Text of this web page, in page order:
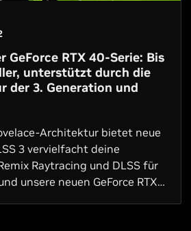
GeForce RTX 40-Serie: Bis
unterstützt durch die
der 3. Generation und
Architektur bietet neue
3 vervielfacht deine
Raytracing und DLSS für
unsere neuen GeForce RTX